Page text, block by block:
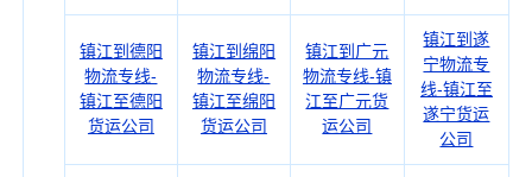
镇江到德阳
物流专线-
镇江至德阳
货运公司
镇江到绵阳
物流专线-
镇江至绵阳
货运公司
镇江到广元
物流专线-镇
江至广元货
运公司
镇江到遂
宁物流专
线-镇江至
遂宁货运
公司